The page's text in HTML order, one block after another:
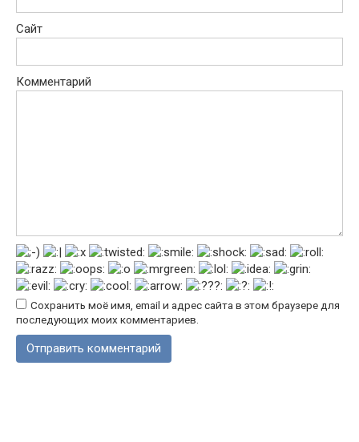
Сайт
Комментарий
Сохранить моё имя, email и адрес сайта в этом браузере для
последующих моих комментариев.